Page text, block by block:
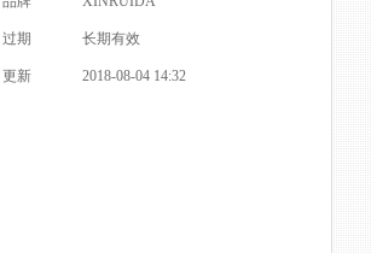
过期 长期有效
更新 2018-08-04 14:32